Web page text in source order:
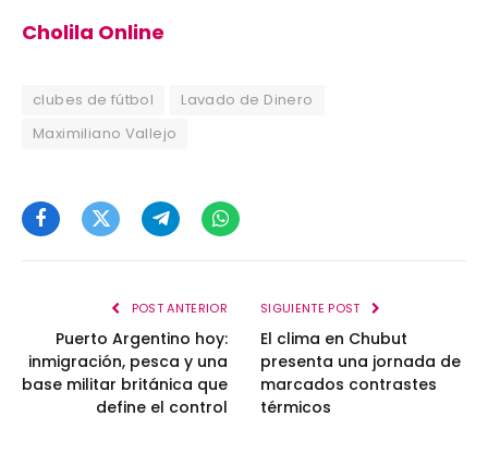
Cholila Online
clubes de fútbol
Lavado de Dinero
Maximiliano Vallejo
FacebookTwitterTelegramWhatsApp
POST ANTERIOR
Puerto Argentino hoy:
inmigración, pesca y una
base militar británica que
define el control
SIGUIENTE POST
El clima en Chubut
presenta una jornada de
marcados contrastes
térmicos